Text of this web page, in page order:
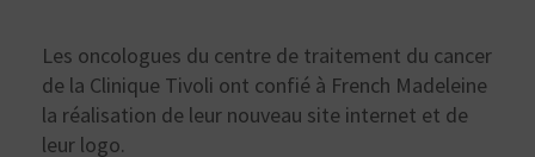
Les oncologues du centre de traitement du cancer
de la Clinique Tivoli ont confié à French Madeleine
la réalisation de leur nouveau site internet et de
leur logo.